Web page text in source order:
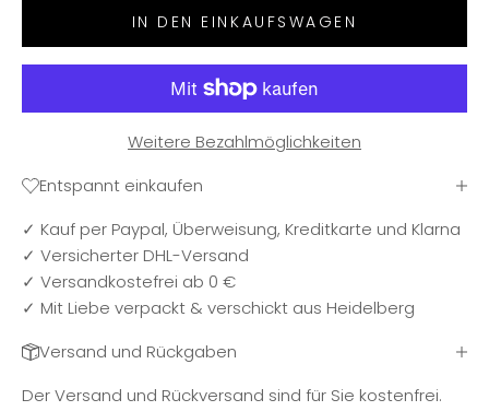
IN DEN EINKAUFSWAGEN
Weitere Bezahlmöglichkeiten
Entspannt einkaufen
✓ Kauf per Paypal, Überweisung, Kreditkarte und Klarna
✓ Versicherter DHL-Versand
✓ Versandkostefrei ab 0 €
✓ Mit Liebe verpackt & verschickt aus Heidelberg
Versand und Rückgaben
Der Versand und Rückversand sind für Sie kostenfrei.